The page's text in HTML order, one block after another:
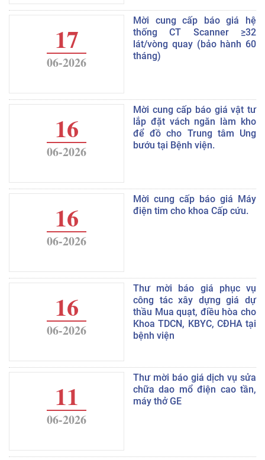
17
06-2026
Mời cung cấp báo giá hệ
thống CT Scanner ≥32
lát/vòng quay (bảo hành 60
tháng)
16
06-2026
Mời cung cấp báo giá vật tư
lắp đặt vách ngăn làm kho
để đồ cho Trung tâm Ung
bướu tại Bệnh viện.
16
06-2026
Mời cung cấp báo giá Máy
điện tim cho khoa Cấp cứu.
16
06-2026
Thư mời báo giá phục vụ
công tác xây dựng giá dự
thầu Mua quạt, điều hòa cho
Khoa TDCN, KBYC, CĐHA tại
bệnh viện
11
06-2026
Thư mời báo giá dịch vụ sửa
chữa dao mổ điện cao tần,
máy thở GE